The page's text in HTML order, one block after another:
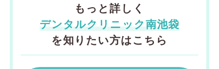
もっと詳しく
デンタルクリニック南池袋
を知りたい方はこちら